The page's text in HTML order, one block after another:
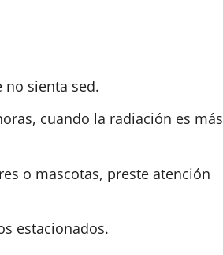
sienta sed.
cuando la radiación es más
o mascotas, preste atención
estacionados.